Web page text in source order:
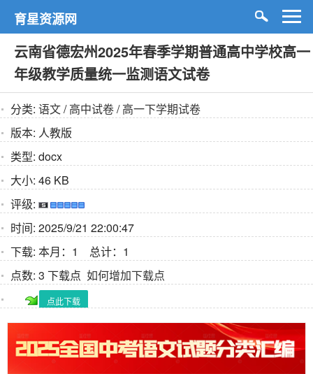
育星资源网
云南省德宏州2025年春季学期普通高中学校高一
年级教学质量统一监测语文试卷
分类: 语文/高中试卷/高一下学期试卷
版本: 人教版
类型: docx
大小: 46 KB
评级:
时间: 2025/9/21 22:00:47
下载: 本月：1 总计：1
点数: 3 下载点 如何增加下载点
点此下载